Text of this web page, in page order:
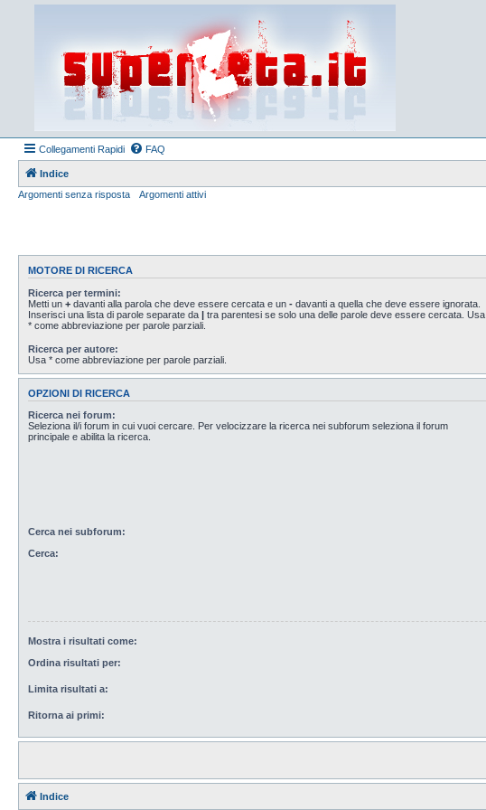
Collegamenti Rapidi FAQ
Indice
Argomenti senza risposta
Argomenti attivi
MOTORE DI RICERCA
Ricerca per termini:
Metti un + davanti alla parola che deve essere cercata e un - davanti a quella che deve essere ignorata.
Inserisci una lista di parole separate da | tra parentesi se solo una delle parole deve essere cercata. Usa
* come abbreviazione per parole parziali.
Ricerca per autore:
Usa * come abbreviazione per parole parziali.
OPZIONI DI RICERCA
Ricerca nei forum:
Seleziona il/i forum in cui vuoi cercare. Per velocizzare la ricerca nei subforum seleziona il forum
principale e abilita la ricerca.
Cerca nei subforum:
Cerca:
Mostra i risultati come:
Ordina risultati per:
Limita risultati a:
Ritorna ai primi:
Indice